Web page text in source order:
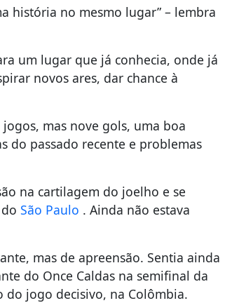
história no mesmo lugar” – lembra
um lugar que já conhecia, onde já
novos ares, dar chance à
mas nove gols, uma boa
do passado recente e problemas
na cartilagem do joelho e se
São Paulo . Ainda não estava
mas de apreensão. Sentia ainda
do Once Caldas na semifinal da
jogo decisivo, na Colômbia.